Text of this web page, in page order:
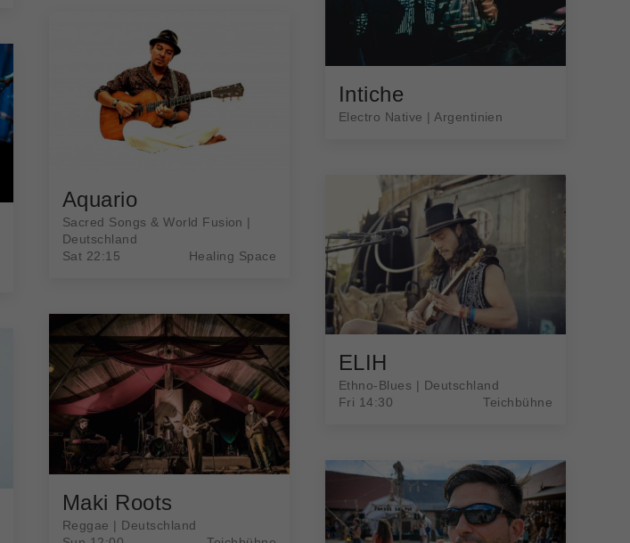
Intiche
Electro Native | Argentinien
Aquario
Sacred Songs & World Fusion |
Deutschland
Sat 22:15
Healing Space
ELIH
Ethno-Blues | Deutschland
Fri 14:30
Teichbühne
Maki Roots
Reggae | Deutschland